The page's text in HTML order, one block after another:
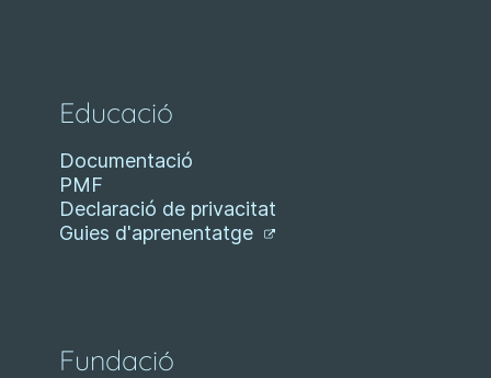
Educació
Documentació
PMF
Declaració de privacitat
Guies d'aprenentatge
Fundació